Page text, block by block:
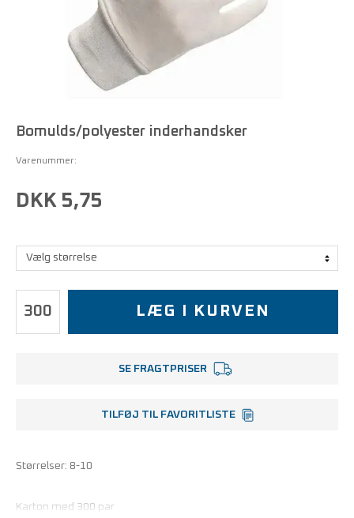
Bomulds/polyester inderhandsker
Varenummer:
DKK 5,75
LÆG I KURVEN
SE FRAGTPRISER
TILFØJ TIL FAVORITLISTE
Størrelser: 8-10
Karton med 300 par